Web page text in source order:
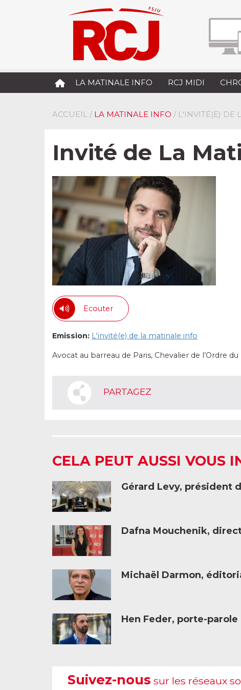
LA MATINALE INFO RCJ MIDI
ACCUEIL / LA MATINALE INFO / L'INVITÉ(E) DE
Invité de La
Ecouter
Emission: L'invité(e) de la matinale info
Avocat au barreau de Paris, Chevalier de l’Ordre
PARTAGEZ
CELA PEUT AUSSI VOUS
Gérard Levy, président
Dafna Mouchenik,
Michaël Darmon,
Hen Feder, porte-parole
Suivez-nous sur les réseaux